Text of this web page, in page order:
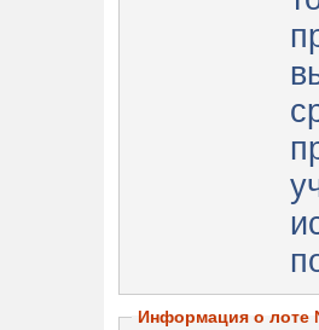
Информация о лоте